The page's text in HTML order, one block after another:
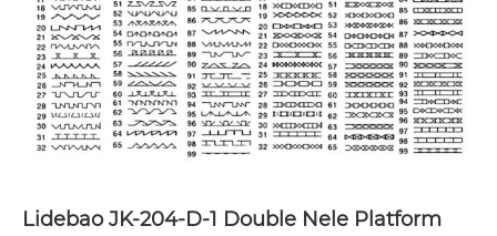
Lidebao JK-204-D-1 Double Nele Platform